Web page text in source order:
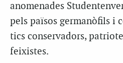
anomenades
pels països germanòfils i
tics conservadors,
feixistes.